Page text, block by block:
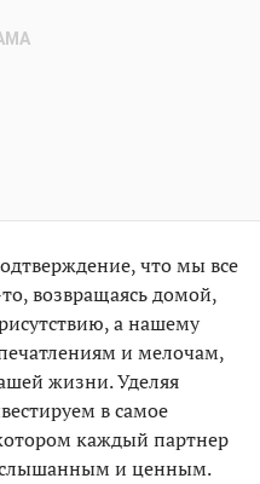
что мы все
возвращаясь домой,
а нашему
и мелочам,
жизни. Уделяя
в самое
каждый партнер
и ценным.